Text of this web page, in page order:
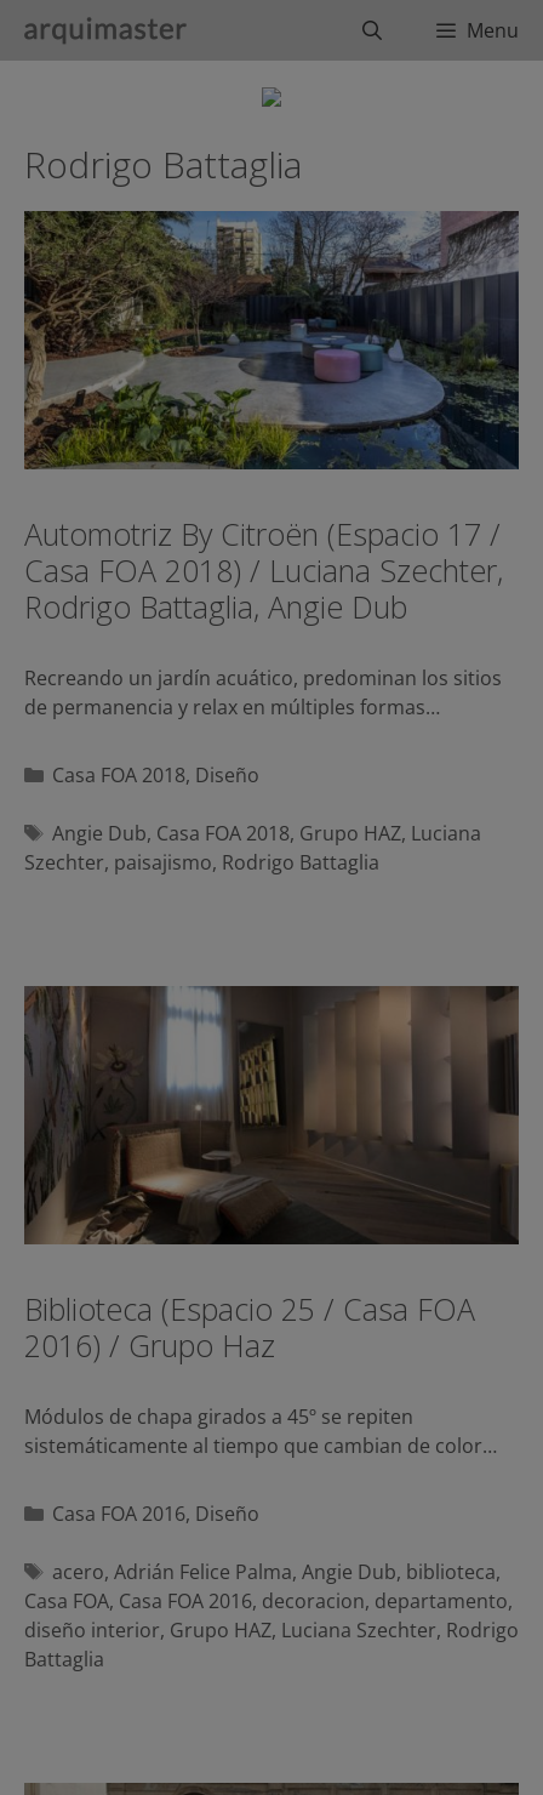
BuscarMenu
Rodrigo Battaglia
Automotriz By Citroën (Espacio 17 /
Casa FOA 2018) / Luciana Szechter,
Rodrigo Battaglia, Angie Dub
Recreando un jardín acuático, predominan los sitios
de permanencia y relax en múltiples formas…
Categorías
Casa FOA 2018, Diseño
Etiquetas
Angie Dub, Casa FOA 2018, Grupo HAZ, Luciana
Szechter, paisajismo, Rodrigo Battaglia
Biblioteca (Espacio 25 / Casa FOA
2016) / Grupo Haz
Módulos de chapa girados a 45º se repiten
sistemáticamente al tiempo que cambian de color…
Categorías
Casa FOA 2016, Diseño
Etiquetas
acero, Adrián Felice Palma, Angie Dub, biblioteca,
Casa FOA, Casa FOA 2016, decoracion, departamento,
diseño interior, Grupo HAZ, Luciana Szechter, Rodrigo
Battaglia